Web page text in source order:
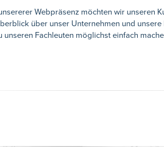
Webpräsenz möchten wir unseren
über unser Unternehmen und
unseren Fachleuten möglichst einfach